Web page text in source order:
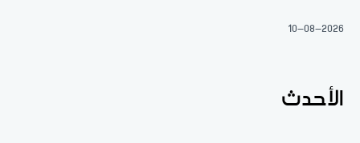
10-08-2026
الأحدث